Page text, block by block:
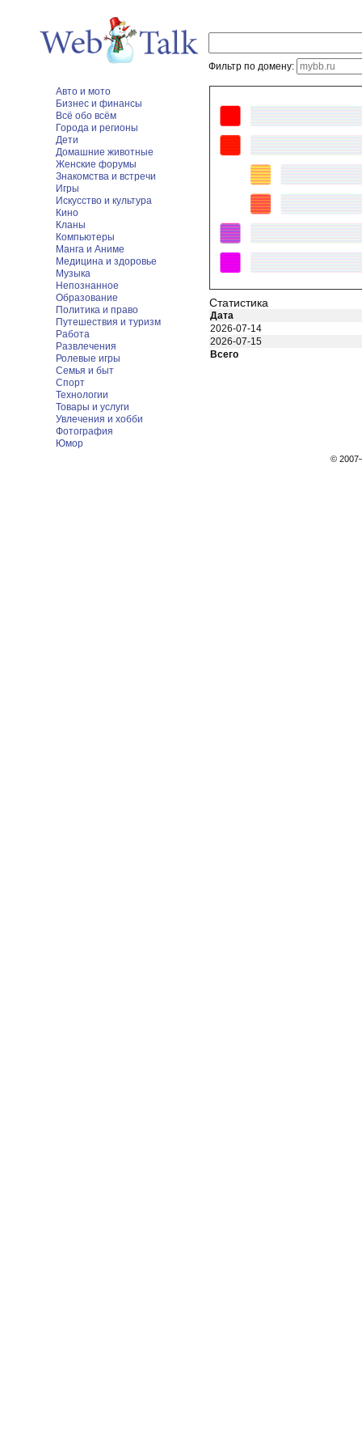
Фильтр по домену:
Авто и мото
Бизнес и финансы
Всё обо всём
Города и регионы
Дети
Домашние животные
Женские форумы
Знакомства и встречи
Игры
Искусство и культура
Кино
Кланы
Компьютеры
Манга и Аниме
Медицина и здоровье
Музыка
Непознанное
Образование
Политика и право
Путешествия и туризм
Работа
Развлечения
Ролевые игры
Семья и быт
Спорт
Технологии
Товары и услуги
Увлечения и хобби
Фотография
Юмор
Статистика
Дата
2026-07-14
2026-07-15
Всего
©